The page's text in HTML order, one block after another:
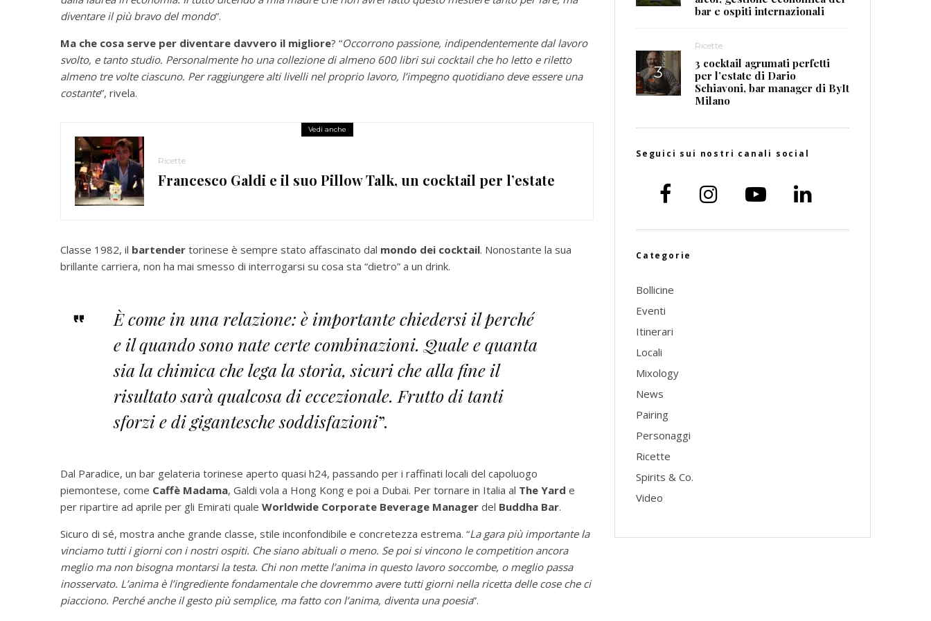
diventare il più bravo del mondo”.
Ma che cosa serve per diventare davvero il migliore? “Occorrono passione, indipendentemente dal lavoro
svolto, e tanto studio. Personalmente ho una collezione di almeno 600 libri sui cocktail che ho letto e riletto
almeno tre volte ciascuno. Per raggiungere alti livelli nel proprio lavoro, l’impegno quotidiano deve essere una
costante”, rivela.
Vedi anche
Ricette
Francesco Galdi e il suo Pillow Talk, un cocktail per l’estate
Classe 1982, il bartender torinese è sempre stato affascinato dal mondo dei cocktail. Nonostante la sua
brillante carriera, non ha mai smesso di interrogarsi su cosa sta “dietro” a un drink.
È come in una relazione: è importante chiedersi il perché
e il quando sono nate certe combinazioni. Quale e quanta
sia la chimica che lega la storia, sicuri che alla fine il
risultato sarà qualcosa di eccezionale. Frutto di tanti
sforzi e di gigantesche soddisfazioni”.
Dal Paradice, un bar gelateria torinese aperto quasi h24, passando per i raffinati locali del capoluogo
piemontese, come Caffè Madama, Galdi vola a Hong Kong e poi a Dubai. Per tornare in Italia al The Yard e
per ripartire ad aprile per gli Emirati quale Worldwide Corporate Beverage Manager del Buddha Bar.
Sicuro di sé, mostra anche grande classe, stile inconfondibile e concretezza estrema. “La gara più importante la
vinciamo tutti i giorni con i nostri ospiti. Che siano abituali o meno. Se poi si vincono le competition ancora
meglio ma non bisogna montarsi la testa. Chi non mette l’anima in questo lavoro soccombe, o meglio passa
inosservato. L’anima è l’ingrediente fondamentale che dovremmo avere tutti giorni nella ricetta delle cose che ci
piacciono. Perché anche il gesto più semplice, ma fatto con l’anima, diventa una poesia”.
bar e ospiti internazionali
Ricette
3 cocktail agrumati perfetti
per l’estate di Dario
Schiavoni, bar manager di ByIt
Milano
Seguici sui nostri canali social
Categorie
Bollicine
Eventi
Itinerari
Locali
Mixology
News
Pairing
Personaggi
Ricette
Spirits & Co.
Video